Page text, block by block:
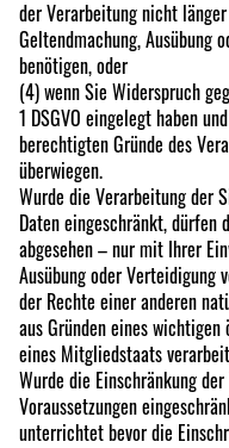
der Verarbeitung nicht
Geltendmachung, Ausübung
benötigen, oder
(4) wenn Sie Widerspruch
1 DSGVO eingelegt haben
berechtigten Gründe des
überwiegen.
Wurde die Verarbeitung der
Daten eingeschränkt, dürfen
abgesehen – nur mit Ihrer
Ausübung oder Verteidigung
der Rechte einer anderen
aus Gründen eines
eines Mitgliedstaats
Wurde die Einschränkung
Voraussetzungen
unterrichtet bevor die